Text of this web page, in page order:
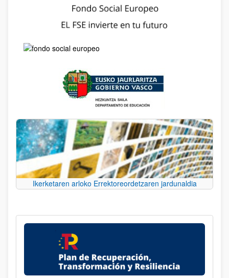
Ikerketaren arloko Errektoreordetzaren jardunaldia